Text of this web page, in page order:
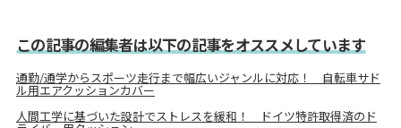
この記事の編集者は以下の記事をオススメしています
通勤/通学からスポーツ走行まで幅広いジャンルに対応！ 自転車サド
ル用エアクッションカバー
人間工学に基づいた設計でストレスを緩和！ ドイツ特許取得済のド